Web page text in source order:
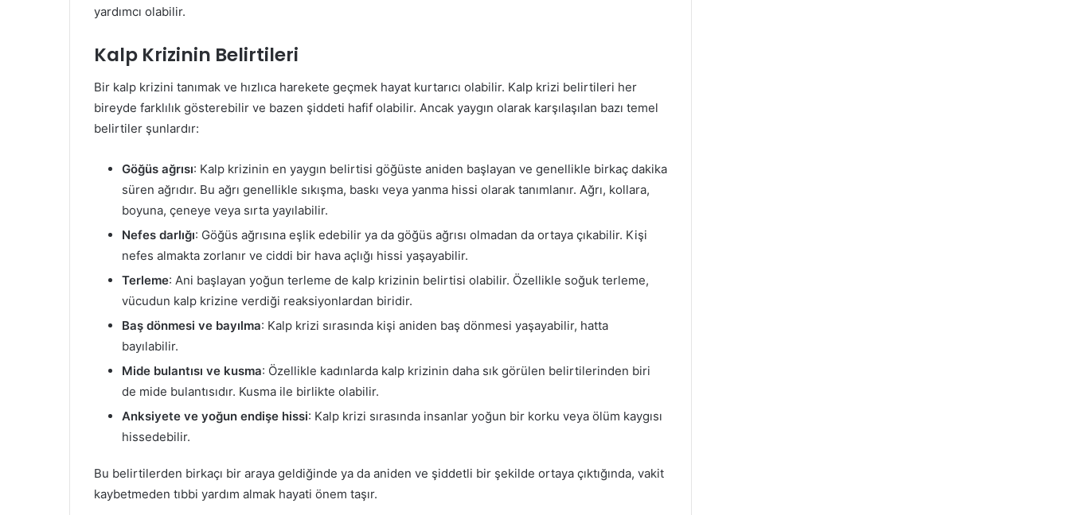
yardımcı olabilir.
Kalp Krizinin Belirtileri
Bir kalp krizini tanımak ve hızlıca harekete geçmek hayat kurtarıcı olabilir. Kalp krizi belirtileri her
bireyde farklılık gösterebilir ve bazen şiddeti hafif olabilir. Ancak yaygın olarak karşılaşılan bazı temel
belirtiler şunlardır:
Göğüs ağrısı: Kalp krizinin en yaygın belirtisi göğüste aniden başlayan ve genellikle birkaç dakika
süren ağrıdır. Bu ağrı genellikle sıkışma, baskı veya yanma hissi olarak tanımlanır. Ağrı, kollara,
boyuna, çeneye veya sırta yayılabilir.
Nefes darlığı: Göğüs ağrısına eşlik edebilir ya da göğüs ağrısı olmadan da ortaya çıkabilir. Kişi
nefes almakta zorlanır ve ciddi bir hava açlığı hissi yaşayabilir.
Terleme: Ani başlayan yoğun terleme de kalp krizinin belirtisi olabilir. Özellikle soğuk terleme,
vücudun kalp krizine verdiği reaksiyonlardan biridir.
Baş dönmesi ve bayılma: Kalp krizi sırasında kişi aniden baş dönmesi yaşayabilir, hatta
bayılabilir.
Mide bulantısı ve kusma: Özellikle kadınlarda kalp krizinin daha sık görülen belirtilerinden biri
de mide bulantısıdır. Kusma ile birlikte olabilir.
Anksiyete ve yoğun endişe hissi: Kalp krizi sırasında insanlar yoğun bir korku veya ölüm kaygısı
hissedebilir.
Bu belirtilerden birkaçı bir araya geldiğinde ya da aniden ve şiddetli bir şekilde ortaya çıktığında, vakit
kaybetmeden tıbbi yardım almak hayati önem taşır.